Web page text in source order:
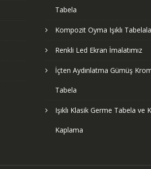
Tabela
Kompozit Oyma Işıklı
Renkli Led Ekran İmalatımız
İçten Aydınlatma Gümüş
Tabela
Işıklı Klasik Germe Tabela ve
Kaplama